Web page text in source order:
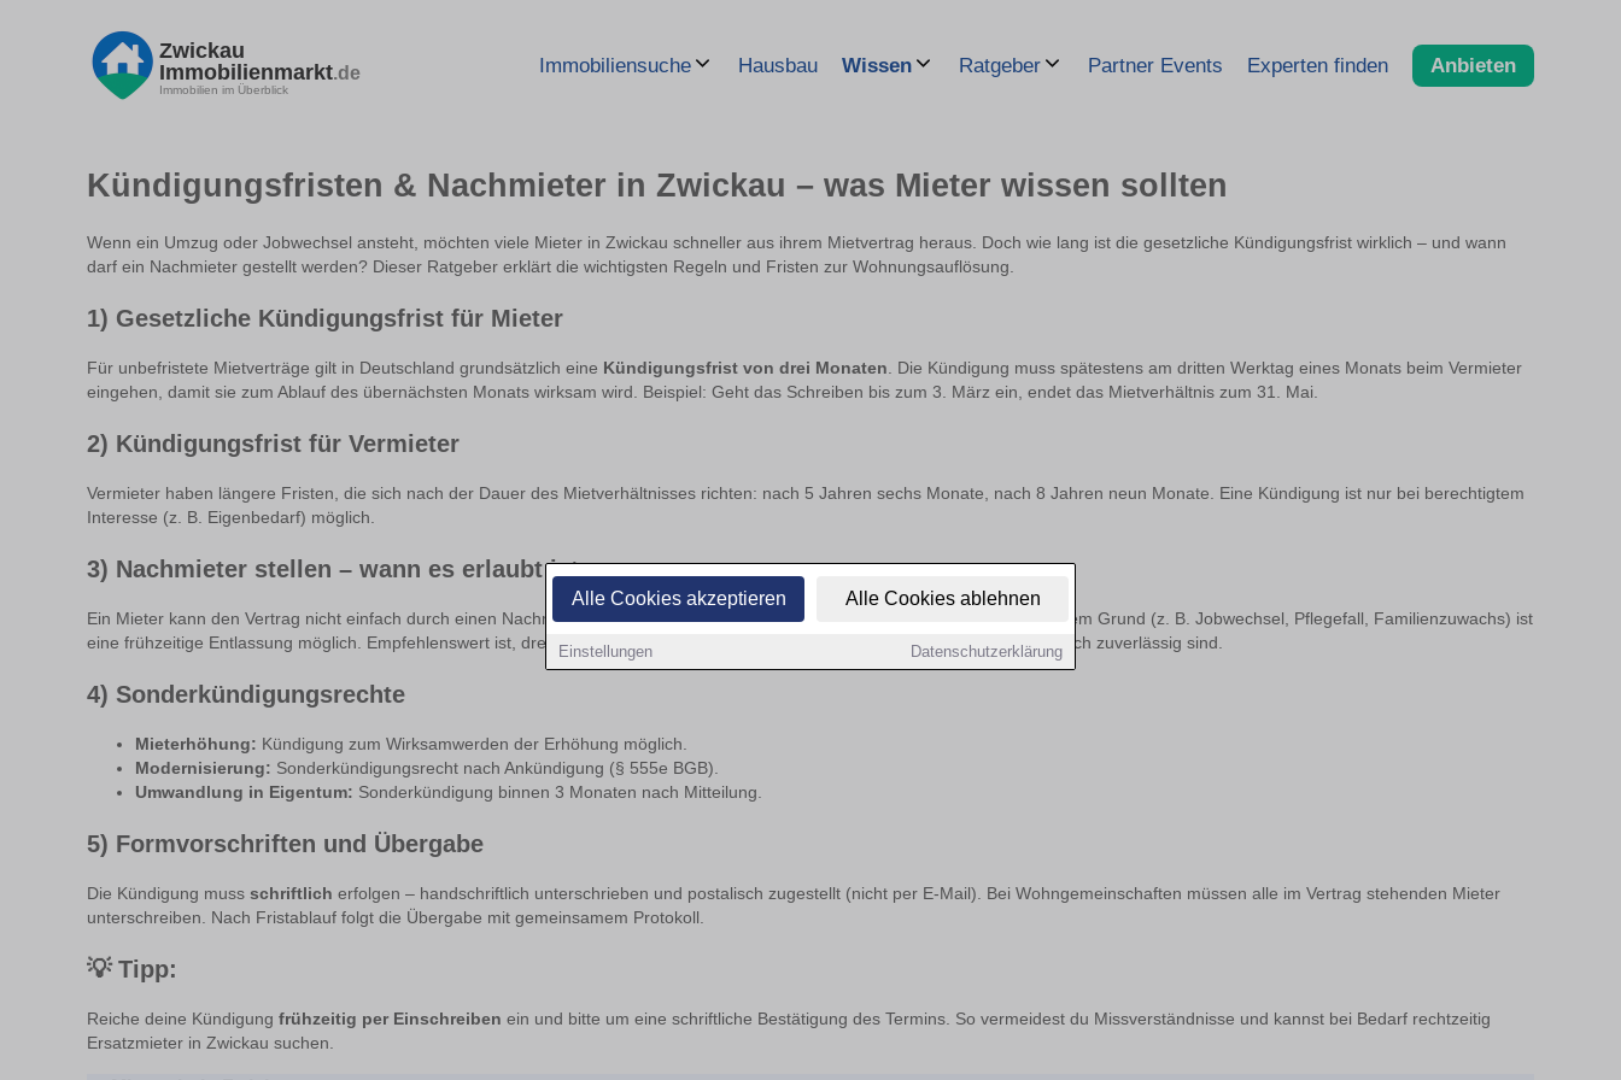
Alle Cookies akzeptieren Alle Cookies ablehnen
Einstellungen Datenschutzerklärung
Zwickau
Immobilienmarkt.de
Immobilien im Überblick
Immobiliensuche Hausbau Wissen Ratgeber Partner Events Experten finden Anbieten
Kündigungsfristen & Nachmieter in Zwickau – was Mieter wissen sollten
Wenn ein Umzug oder Jobwechsel ansteht, möchten viele Mieter in Zwickau schneller aus ihrem Mietvertrag heraus. Doch wie lang ist die gesetzliche Kündigungsfrist wirklich – und wann
darf ein Nachmieter gestellt werden? Dieser Ratgeber erklärt die wichtigsten Regeln und Fristen zur Wohnungsauflösung.
1) Gesetzliche Kündigungsfrist für Mieter
Für unbefristete Mietverträge gilt in Deutschland grundsätzlich eine Kündigungsfrist von drei Monaten. Die Kündigung muss spätestens am dritten Werktag eines Monats beim Vermieter
eingehen, damit sie zum Ablauf des übernächsten Monats wirksam wird. Beispiel: Geht das Schreiben bis zum 3. März ein, endet das Mietverhältnis zum 31. Mai.
2) Kündigungsfrist für Vermieter
Vermieter haben längere Fristen, die sich nach der Dauer des Mietverhältnisses richten: nach 5 Jahren sechs Monate, nach 8 Jahren neun Monate. Eine Kündigung ist nur bei berechtigtem
Interesse (z. B. Eigenbedarf) möglich.
3) Nachmieter stellen – wann es erlaubt ist
Ein Mieter kann den Vertrag nicht einfach durch einen Nachmieter beenden.Nur mit Zustimmung des Vermieters
und bei triftigem Grund (z. B. Jobwechsel, Pflegefall, Familienzuwachs) ist
eine frühzeitige Entlassung möglich. Empfehlenswert ist, drei geeignete Nachmieter vorzuschlagen, die wirtschaftlich und persönlich zuverlässig sind.
4) Sonderkündigungsrechte
Mieterhöhung: Kündigung zum Wirksamwerden der Erhöhung möglich.
Modernisierung: Sonderkündigungsrecht nach Ankündigung (§ 555e BGB).
Umwandlung in Eigentum: Sonderkündigung binnen 3 Monaten nach Mitteilung.
5) Formvorschriften und Übergabe
Die Kündigung muss schriftlich erfolgen – handschriftlich unterschrieben und postalisch zugestellt (nicht per E-Mail). Bei Wohngemeinschaften müssen alle im Vertrag stehenden Mieter
unterschreiben. Nach Fristablauf folgt die Übergabe mit gemeinsamem Protokoll.
💡Tipp:
Reiche deine Kündigung frühzeitig per Einschreiben ein und bitte um eine schriftliche Bestätigung des Termins. So vermeidest du Missverständnisse und kannst bei Bedarf rechtzeitig
Ersatzmieter in Zwickau suchen.